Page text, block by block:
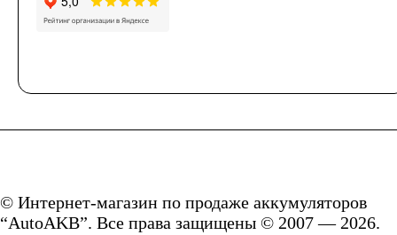
© Интернет-магазин по продаже аккумуляторов
“AutoAKB”. Все права защищены © 2007 — 2026.